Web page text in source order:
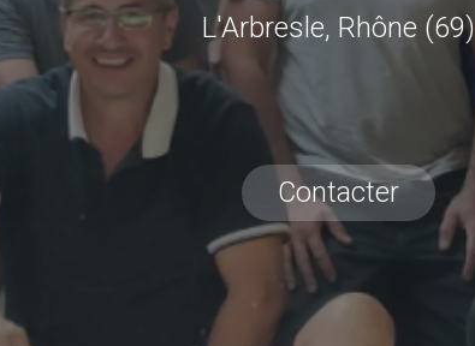
L'Arbresle, Rhône (69)
Contacter